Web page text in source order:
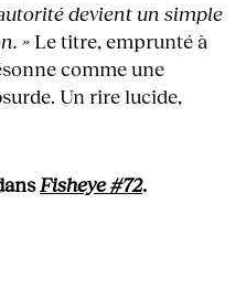
devient un simple
» Le titre, emprunté à
comme une
Un rire lucide,
Fisheye #72.